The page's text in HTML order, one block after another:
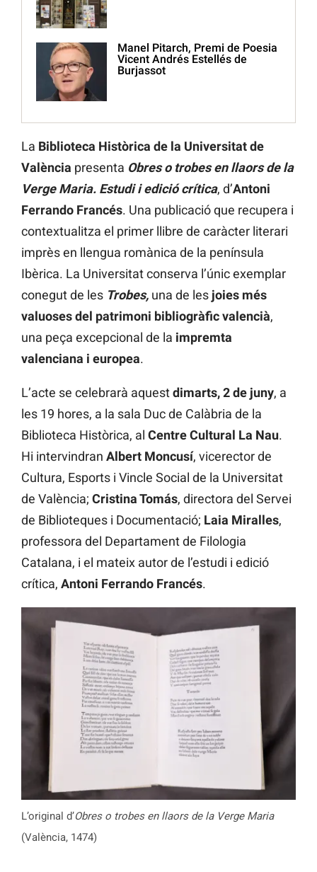
Manel Pitarch, Premi de Poesia
Vicent Andrés Estellés de
Burjassot
La Biblioteca Històrica de la Universitat de
València presenta Obres o trobes en llaors de la
Verge Maria. Estudi i edició crítica, d’Antoni
Ferrando Francés. Una publicació que recupera i
contextualitza el primer llibre de caràcter literari
imprès en llengua romànica de la península
Ibèrica. La Universitat conserva l’únic exemplar
conegut de les Trobes, una de les joies més
valuoses del patrimoni bibliogràfic valencià,
una peça excepcional de la impremta
valenciana i europea.
L’acte se celebrarà aquestdimarts, 2 de juny, a
les 19 hores, a la sala Duc de Calàbria de la
Biblioteca Històrica, al Centre Cultural La Nau.
Hi intervindran Albert Moncusí, vicerector de
Cultura, Esports i Vincle Social de la Universitat
de València; Cristina Tomás, directora del Servei
de Biblioteques i Documentació; Laia Miralles,
professora del Departament de Filologia
Catalana, i el mateix autor de l’estudi i edició
crítica, Antoni Ferrando Francés.
L’original d’Obres o trobes en llaors de la Verge Maria
(València, 1474)